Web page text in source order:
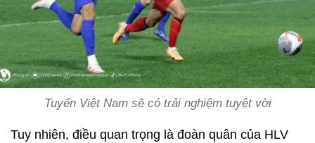
Tuyển Việt Nam sẽ có trải nghiệm tuyệt vời
Tuy nhiên, điều quan trọng là đoàn quân của HLV